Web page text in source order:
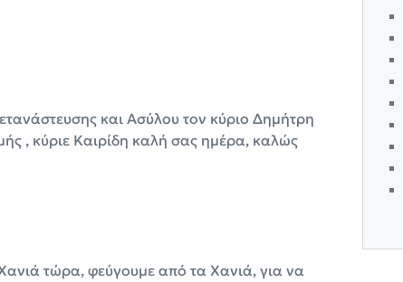
και Ασύλου τον κύριο Δημήτρη
, κύριε Καιρίδη καλή σας ημέρα, καλώς
τώρα, φεύγουμε από τα Χανιά, για να